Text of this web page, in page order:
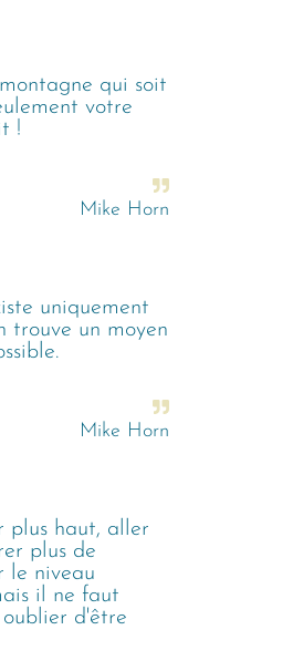
qui soit
votre
!
Mike Horn
uniquement
trouve un moyen
Mike Horn
plus haut, aller
plus de
le niveau
il ne faut
oublier d'être